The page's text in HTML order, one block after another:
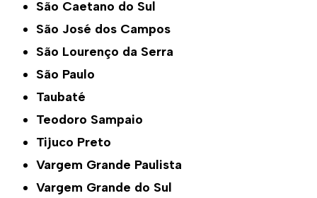
São Caetano do Sul
São José dos Campos
São Lourenço da Serra
São Paulo
Taubaté
Teodoro Sampaio
Tijuco Preto
Vargem Grande Paulista
Vargem Grande do Sul